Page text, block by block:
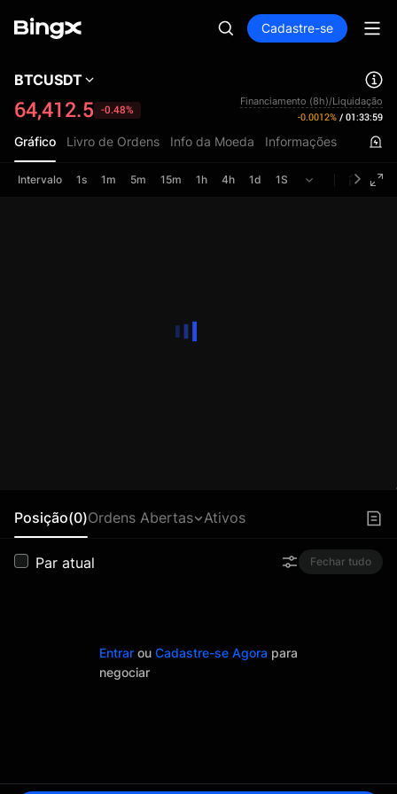
Cadastre-se
BTCUSDT
64,412.5 -0.48%
Financiamento (8h)/Liquidação
-0.0012% / 01:33:59
Gráfico Livro de Ordens Info da Moeda Informações
Intervalo 1s 1m 5m 15m 1h 4h 1d 1S
Posição(0)Ordens Abertas Ativos
Par atual Fechar tudo
Entrar ou Cadastre-se Agora para
negociar